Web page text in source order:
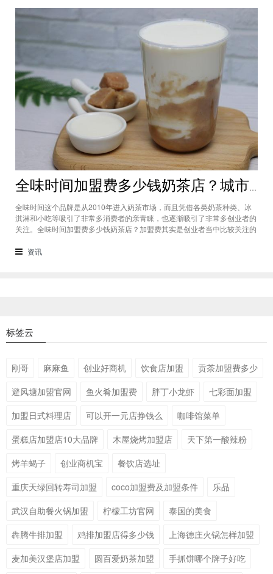
全味时间加盟费多少钱奶茶店？城市标准不同费用也会有所不同
全味时间这个品牌是从2010年进入奶茶市场，而且凭借各类奶茶种类、冰
淇淋和小吃等吸引了非常多消费者的亲青睐，也逐渐吸引了非常多创业者的
关注。全味时间加盟费多少钱奶茶店？加盟费其实是创业者当中比较关注的
和县级城市的标准都会有所不同。全味时间加盟费多少钱奶茶店？这个问题
资讯
标签云
刚哥 麻麻鱼 创业好商机 饮食店加盟
贡茶加盟费多少
避风塘加盟官网
鱼火肴加盟费 胖丁小龙虾
七彩面加盟
加盟日式料理店
可以开一元店挣钱么
咖啡馆菜单
蛋糕店加盟店10大品牌
木屋烧烤加盟店
天下第一酸辣粉
烤羊蝎子
创业商机宝
餐饮店选址
重庆天绿回转寿司加盟
coco加盟费及加盟条件
乐品
武汉自助餐火锅加盟
柠檬工坊官网
泰国的美食
犇腾牛排加盟
鸡排加盟店得多少钱
上海德庄火锅怎样加盟
麦加美汉堡店加盟
圆百爱奶茶加盟
手抓饼哪个牌子好吃